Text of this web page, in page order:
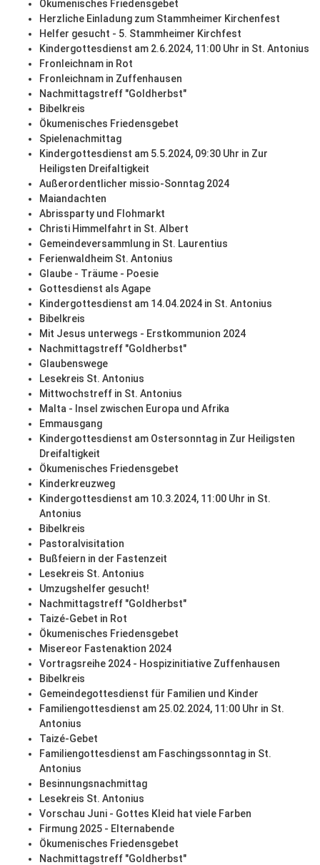
Ökumenisches Friedensgebet
Herzliche Einladung zum Stammheimer Kirchenfest
Helfer gesucht - 5. Stammheimer Kirchfest
Kindergottesdienst am 2.6.2024, 11:00 Uhr in St. Antonius
Fronleichnam in Rot
Fronleichnam in Zuffenhausen
Nachmittagstreff "Goldherbst"
Bibelkreis
Ökumenisches Friedensgebet
Spielenachmittag
Kindergottesdienst am 5.5.2024, 09:30 Uhr in Zur
Heiligsten Dreifaltigkeit
Außerordentlicher missio-Sonntag 2024
Maiandachten
Abrissparty und Flohmarkt
Christi Himmelfahrt in St. Albert
Gemeindeversammlung in St. Laurentius
Ferienwaldheim St. Antonius
Glaube - Träume - Poesie
Gottesdienst als Agape
Kindergottesdienst am 14.04.2024 in St. Antonius
Bibelkreis
Mit Jesus unterwegs - Erstkommunion 2024
Nachmittagstreff "Goldherbst"
Glaubenswege
Lesekreis St. Antonius
Mittwochstreff in St. Antonius
Malta - Insel zwischen Europa und Afrika
Emmausgang
Kindergottesdienst am Ostersonntag in Zur Heiligsten
Dreifaltigkeit
Ökumenisches Friedensgebet
Kinderkreuzweg
Kindergottesdienst am 10.3.2024, 11:00 Uhr in St.
Antonius
Bibelkreis
Pastoralvisitation
Bußfeiern in der Fastenzeit
Lesekreis St. Antonius
Umzugshelfer gesucht!
Nachmittagstreff "Goldherbst"
Taizé-Gebet in Rot
Ökumenisches Friedensgebet
Misereor Fastenaktion 2024
Vortragsreihe 2024 - Hospizinitiative Zuffenhausen
Bibelkreis
Gemeindegottesdienst für Familien und Kinder
Familiengottesdienst am 25.02.2024, 11:00 Uhr in St.
Antonius
Taizé-Gebet
Familiengottesdienst am Faschingssonntag in St.
Antonius
Besinnungsnachmittag
Lesekreis St. Antonius
Vorschau Juni - Gottes Kleid hat viele Farben
Firmung 2025 - Elternabende
Ökumenisches Friedensgebet
Nachmittagstreff "Goldherbst"